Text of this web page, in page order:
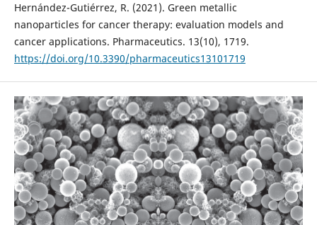
Hernández-Gutiérrez, R. (2021). Green metallic
nanoparticles for cancer therapy: evaluation models and
cancer applications. Pharmaceutics. 13(10), 1719.
https://doi.org/10.3390/pharmaceutics13101719